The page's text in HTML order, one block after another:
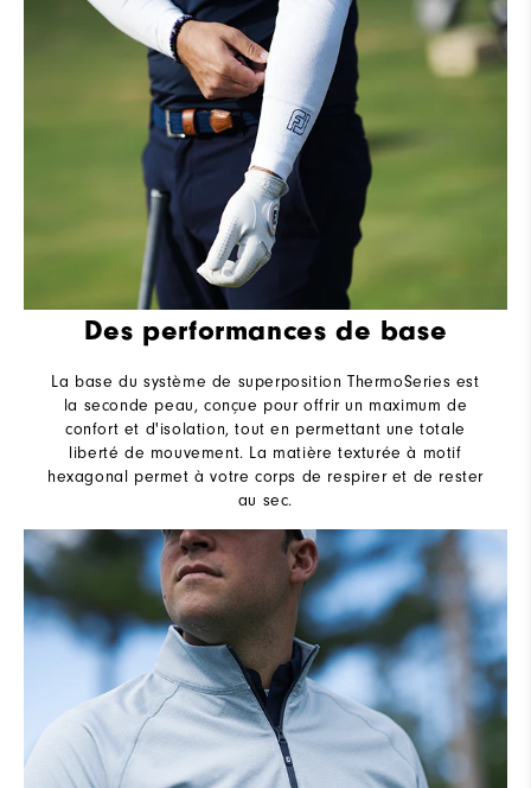
Des performances de base
La base du système de superposition ThermoSeries est
la seconde peau, conçue pour offrir un maximum de
confort et d'isolation, tout en permettant une totale
liberté de mouvement. La matière texturée à motif
hexagonal permet à votre corps de respirer et de rester
au sec.